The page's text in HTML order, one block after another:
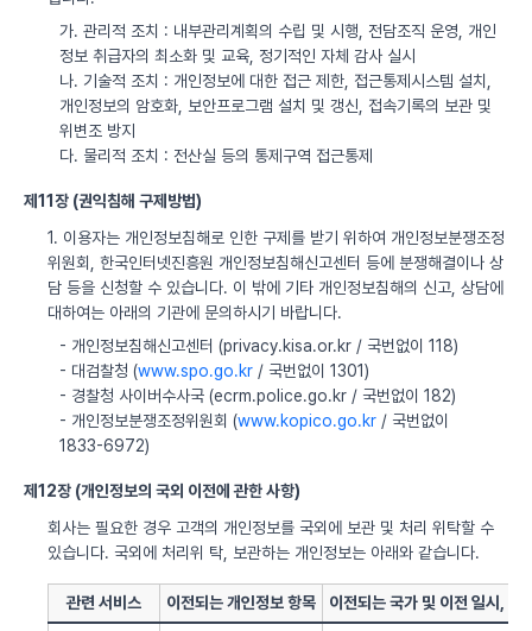
가. 관리적 조치 : 내부관리계획의 수립 및 시행, 전담조직 운영, 개인
정보 취급자의 최소화 및 교육, 정기적인 자체 감사 실시
나. 기술적 조치 : 개인정보에 대한 접근 제한, 접근통제시스템 설치,
개인정보의 암호화, 보안프로그램 설치 및 갱신, 접속기록의 보관 및
위변조 방지
다. 물리적 조치 : 전산실 등의 통제구역 접근통제
제11장 (권익침해 구제방법)
1. 이용자는 개인정보침해로 인한 구제를 받기 위하여 개인정보분쟁조정
위원회, 한국인터넷진흥원 개인정보침해신고센터 등에 분쟁해결이나 상
담 등을 신청할 수 있습니다. 이 밖에 기타 개인정보침해의 신고, 상담에
대하여는 아래의 기관에 문의하시기 바랍니다.
- 개인정보침해신고센터 (privacy.kisa.or.kr / 국번없이 118)
- 대검찰청 (www.spo.go.kr / 국번없이 1301)
- 경찰청 사이버수사국 (ecrm.police.go.kr / 국번없이 182)
- 개인정보분쟁조정위원회 (www.kopico.go.kr / 국번없이
1833-6972)
제12장 (개인정보의 국외 이전에 관한 사항)
회사는 필요한 경우 고객의 개인정보를 국외에 보관 및 처리 위탁할 수
있습니다. 국외에 처리위 탁, 보관하는 개인정보는 아래와 같습니다.
관련 서비스 이전되는 개인정보 항목 이전되는 국가 및 이전 일시, 방